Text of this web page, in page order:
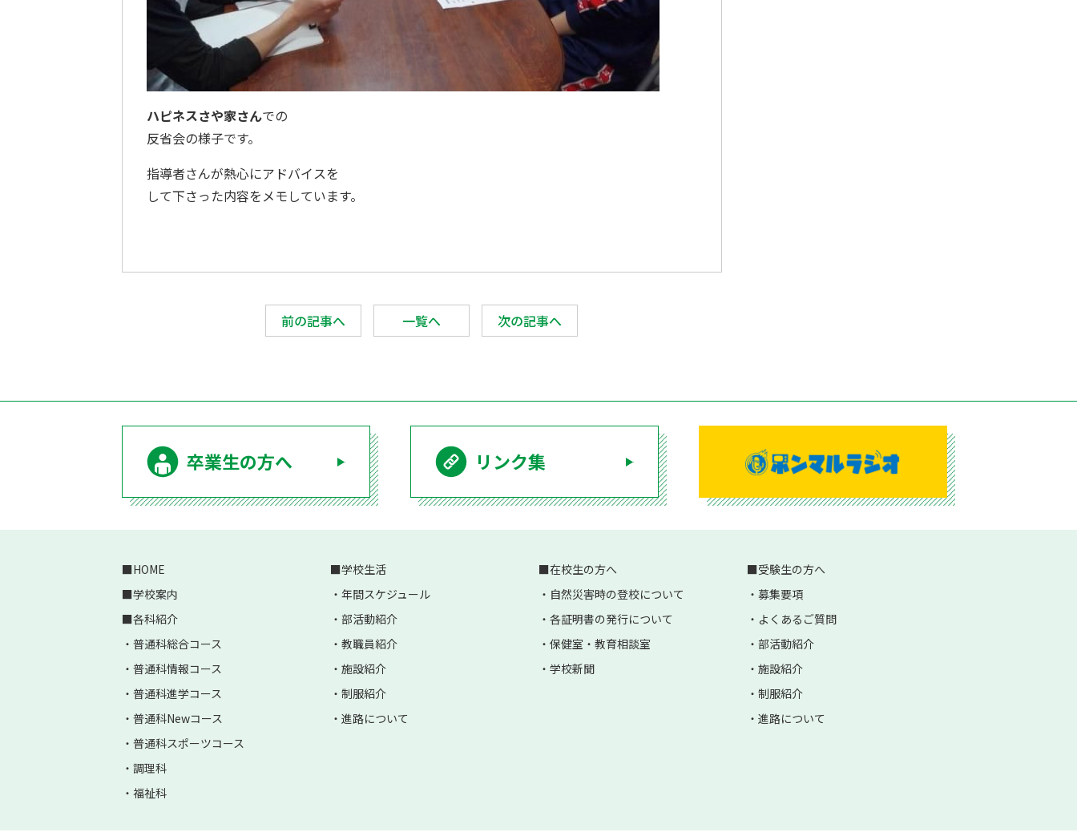
ハピネスさや家さんでの
反省会の様子です。
指導者さんが熱心にアドバイスを
して下さった内容をメモしています。
前の記事へ 一覧へ 次の記事へ
卒業生の方へ リンク集
HOME
学校案内
各科紹介
普通科総合コース
普通科情報コース
普通科進学コース
普通科Newコース
普通科スポーツコース
調理科
福祉科
学校生活
年間スケジュール
部活動紹介
教職員紹介
施設紹介
制服紹介
進路について
在校生の方へ
自然災害時の登校について
各証明書の発行について
保健室・教育相談室
学校新聞
受験生の方へ
募集要項
よくあるご質問
部活動紹介
施設紹介
制服紹介
進路について